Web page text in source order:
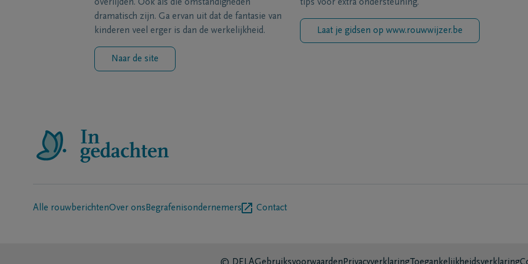
overlijden. Ook als die omstandigheden
dramatisch zijn. Ga ervan uit dat de fantasie van
kinderen veel erger is dan de werkelijkheid.
Naar de site
tips voor extra ondersteuning.
Laat je gidsen op www.rouwwijzer.be
Alle rouwberichtenOver ons Begrafenisondernemers Contact